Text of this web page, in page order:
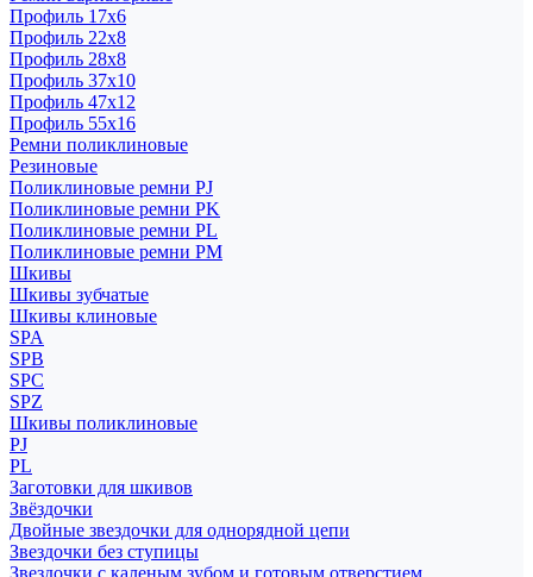
Профиль 17x6
Профиль 22x8
Профиль 28x8
Профиль 37x10
Профиль 47x12
Профиль 55x16
Ремни поликлиновые
Резиновые
Поликлиновые ремни PJ
Поликлиновые ремни PK
Поликлиновые ремни PL
Поликлиновые ремни PM
Шкивы
Шкивы зубчатые
Шкивы клиновые
SPA
SPB
SPC
SPZ
Шкивы поликлиновые
PJ
PL
Заготовки для шкивов
Звёздочки
Двойные звездочки для однорядной цепи
Звездочки без ступицы
Звездочки с каленым зубом и готовым отверстием